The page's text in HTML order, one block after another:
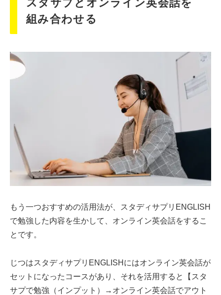
スタサプとオンライン英会話を
組み合わせる
もう一つおすすめの活用法が、スタディサプリENGLISH
で勉強した内容を生かして、オンライン英会話をするこ
とです。
じつはスタディサプリENGLISHにはオンライン英会話が
セットになったコースがあり、それを活用すると【スタ
サプで勉強（インプット）→オンライン英会話でアウト